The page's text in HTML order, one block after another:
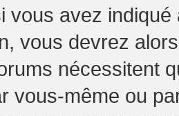
vous avez
vous devrez
nécessitent
vous-même ou